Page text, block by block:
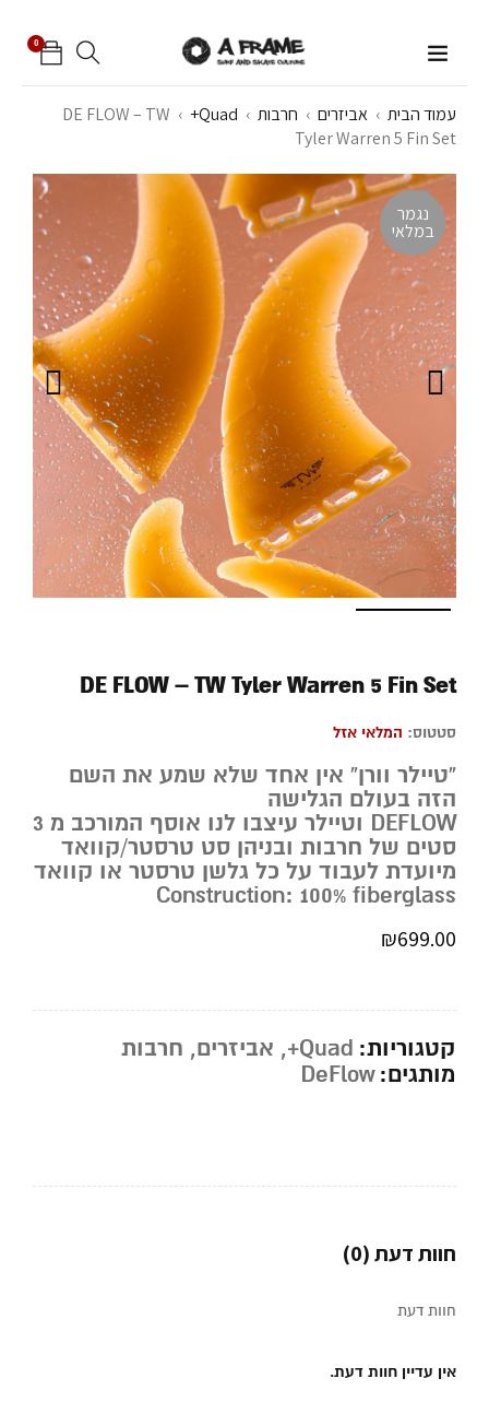
0
עמוד הבית › אביזרים › חרבות ›
Quad+
›
DE FLOW – TW
Tyler Warren 5 Fin Set
נגמר
במלאי
DE FLOW – TW Tyler Warren 5 Fin Set
סטטוס: המלאי אזל
“טיילר וורן” אין אחד שלא שמע את השם
הזה בעולם הגלישה
DEFLOW וטיילר עיצבו לנו אוסף המורכב מ 3
סטים של חרבות ובניהן סט טרסטר/קוואד
מיועדת לעבוד על כל גלשן טרסטר או קוואד
Construction: 100% fiberglass
₪699.00
קטגוריות: Quad+
, אביזרים, חרבות
מותגים: DeFlow
חוות דעת (0)
חוות דעת
אין עדיין חוות דעת.